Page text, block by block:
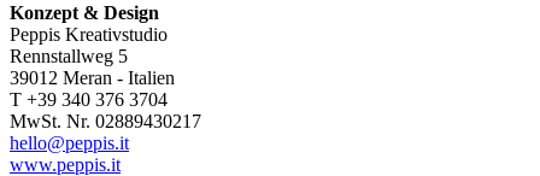
Konzept & Design
Peppis Kreativstudio
Rennstallweg 5
39012 Meran - Italien
T +39 340 376 3704
MwSt. Nr. 02889430217
hello@peppis.it
www.peppis.it